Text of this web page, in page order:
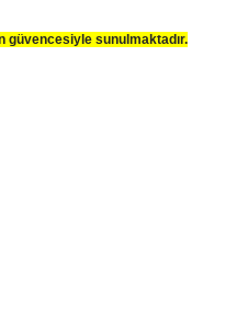
sunulmaktadır.